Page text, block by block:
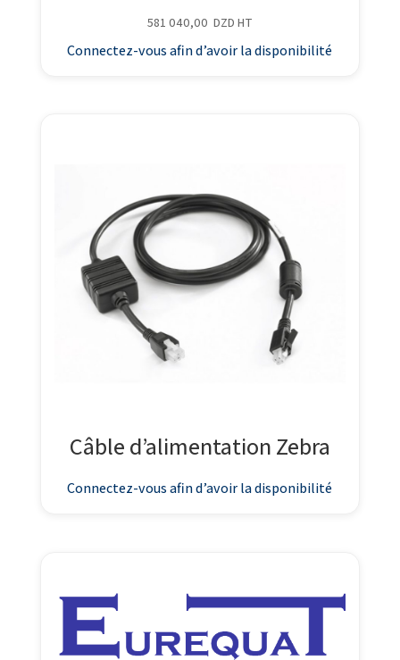
581 040,00 DZD HT
Connectez-vous afin d’avoir la disponibilité
Câble d’alimentation Zebra
Connectez-vous afin d’avoir la disponibilité